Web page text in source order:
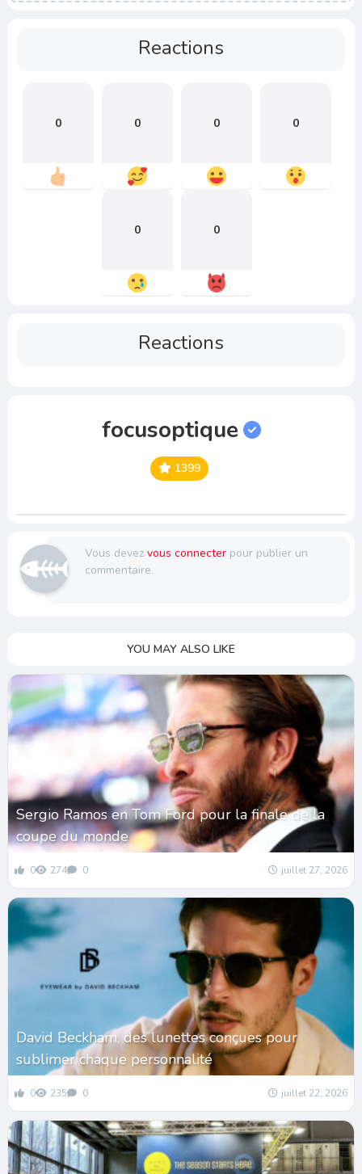
Reactions
0 0 0 0
0 0
Reactions
focusoptique
1399
Vous devez vous connecterpour publier un
commentaire.
YOU MAY ALSO LIKE
Sergio Ramos en Tom Ford pour la finale de la
coupe du monde
0 274 0 juillet 27, 2026
David Beckham, des lunettes conçues pour
sublimer chaque personnalité
0 235 0 juillet 22, 2026